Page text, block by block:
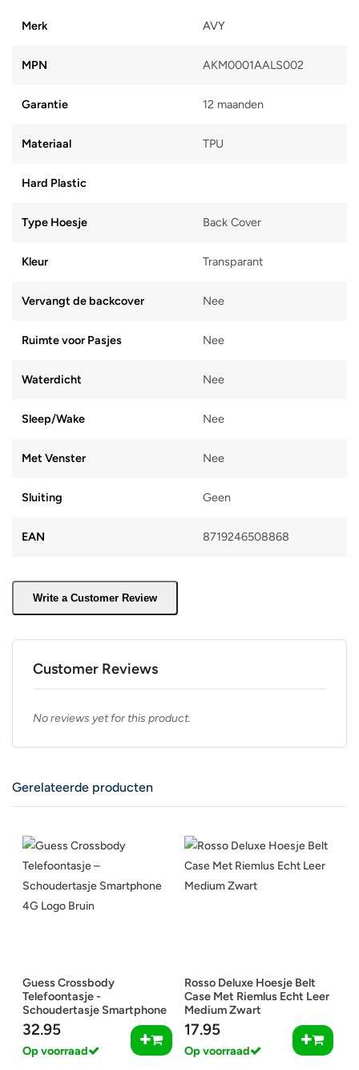
Merk AVY
MPN AKM0001AALS002
Garantie 12 maanden
Materiaal TPU
Hard Plastic
Type Hoesje Back Cover
Kleur Transparant
Vervangt de backcover Nee
Ruimte voor Pasjes Nee
Waterdicht Nee
Sleep/Wake Nee
Met Venster Nee
Sluiting Geen
EAN 8719246508868
Write a Customer Review
Customer Reviews
No reviews yet for this product.
Gerelateerde producten
Guess Crossbody
Telefoontasje -
Schoudertasje Smartphone
4G Logo Bruin
32.95
Op voorraad
Rosso Deluxe Hoesje Belt
Case Met Riemlus Echt Leer
Medium Zwart
17.95
Op voorraad